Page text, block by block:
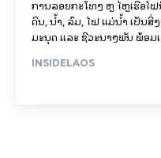
ການລອຍ​ກະ​ໂທງ ຫຼື ໄຫຼເຮືອໄ
ດິນ, ນໍ້າ, ລົມ, ໄຟ ແມ່ນໍ້າ ເປັນ
ມະນຸດ ແລະ ຊີວະນາໆພັນ ພ້ອ
INSIDELAOS